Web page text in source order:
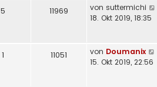
5 11969 von suttermichi
18. Okt 2019, 18:35
1 11051 von Doumanix
15. Okt 2019, 22:56